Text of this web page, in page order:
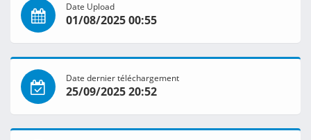
Date Upload
01/08/2025 00:55
Date dernier téléchargement
25/09/2025 20:52